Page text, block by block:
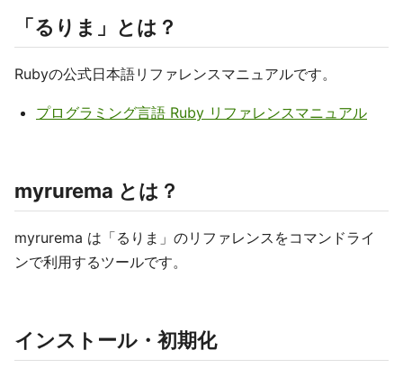
「るりま」とは？
Rubyの公式日本語リファレンスマニュアルです。
プログラミング言語 Ruby リファレンスマニュアル
myrurema とは？
myrurema は「るりま」のリファレンスをコマンドライ
ンで利用するツールです。
インストール・初期化